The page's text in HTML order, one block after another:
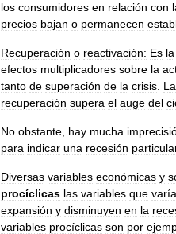
los consumidores en relación con
precios bajan o permanecen
Recuperación o reactivación: Es la
efectos multiplicadores sobre la
tanto de superación de la crisis La
recuperación supera el auge del
No obstante hay mucha
para indicar una recesión
Diversas variables económicas y
procíclicas las variables que
expansión y disminuyen en la
variables procíclicas son por